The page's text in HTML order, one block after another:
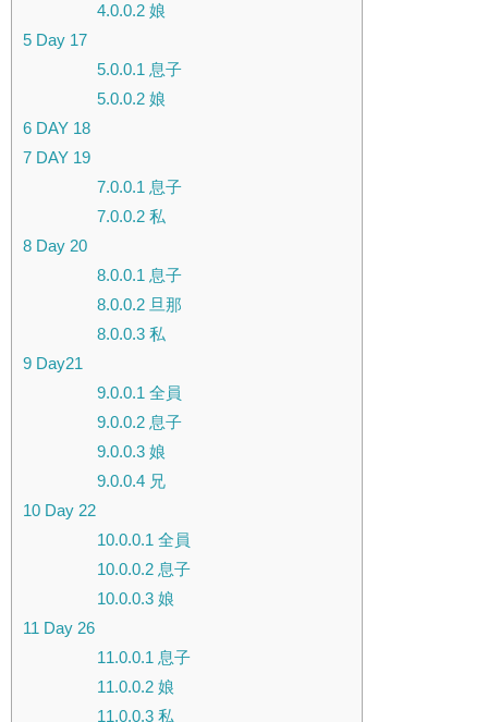
4.0.0.2 娘
5 Day 17
5.0.0.1 息子
5.0.0.2 娘
6 DAY 18
7 DAY 19
7.0.0.1 息子
7.0.0.2 私
8 Day 20
8.0.0.1 息子
8.0.0.2 旦那
8.0.0.3 私
9 Day21
9.0.0.1 全員
9.0.0.2 息子
9.0.0.3 娘
9.0.0.4 兄
10 Day 22
10.0.0.1 全員
10.0.0.2 息子
10.0.0.3 娘
11 Day 26
11.0.0.1 息子
11.0.0.2 娘
11.0.0.3 私